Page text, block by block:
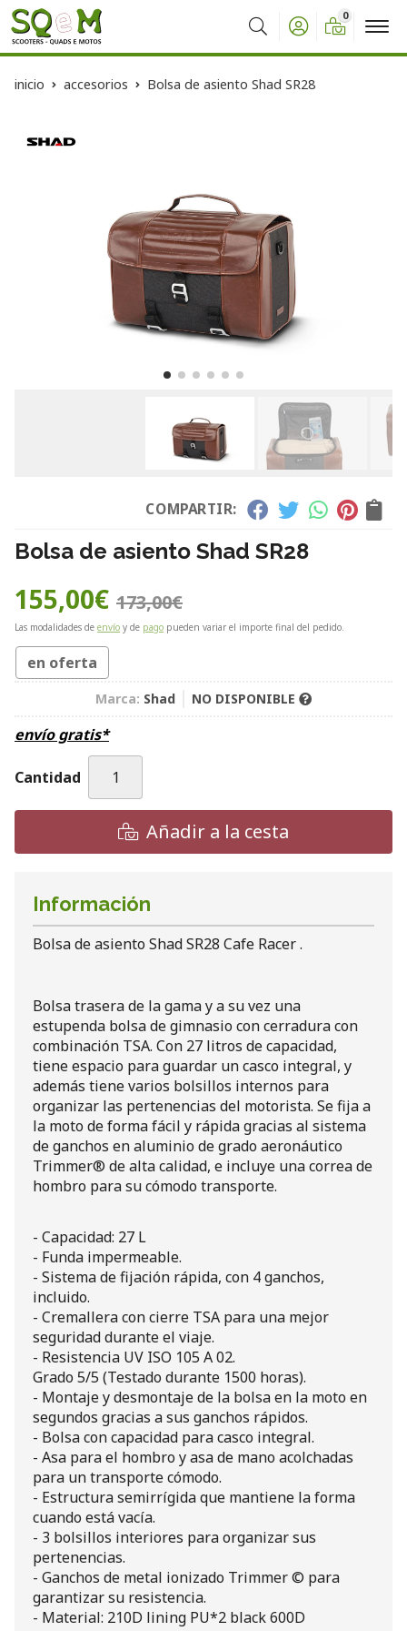
Buscar
0
inicio accesorios Bolsa de asiento Shad SR28
COMPARTIR:
Bolsa de asiento Shad SR28
155,00€ 173,00€
Las modalidades de envío y de pago pueden variar el importe final del pedido.
en oferta
Marca: Shad NO DISPONIBLE
envío gratis*
Cantidad
Añadir a la cesta
Información
Bolsa de asiento Shad SR28 Cafe Racer .
Bolsa trasera de la gama y a su vez una
estupenda bolsa de gimnasio con cerradura con
combinación TSA. Con 27 litros de capacidad,
tiene espacio para guardar un casco integral, y
además tiene varios bolsillos internos para
organizar las pertenencias del motorista. Se fija a
la moto de forma fácil y rápida gracias al sistema
de ganchos en aluminio de grado aeronáutico
Trimmer® de alta calidad, e incluye una correa de
hombro para su cómodo transporte.
- Capacidad: 27 L
- Funda impermeable.
- Sistema de fijación rápida, con 4 ganchos,
incluido.
- Cremallera con cierre TSA para una mejor
seguridad durante el viaje.
- Resistencia UV ISO 105 A 02.
Grado 5/5 (Testado durante 1500 horas).
- Montaje y desmontaje de la bolsa en la moto en
segundos gracias a sus ganchos rápidos.
- Bolsa con capacidad para casco integral.
- Asa para el hombro y asa de mano acolchadas
para un transporte cómodo.
- Estructura semirrígida que mantiene la forma
cuando está vacía.
- 3 bolsillos interiores para organizar sus
pertenencias.
- Ganchos de metal ionizado Trimmer © para
garantizar su resistencia.
- Material: 210D lining PU*2 black 600D